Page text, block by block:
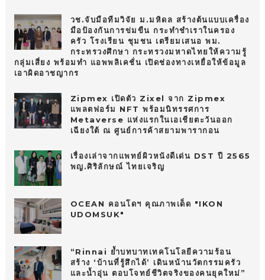
วช.จับมือทีมวิจัย ม.มหิดล สร้างต้นแบบเครื่อง
มือป้องกันการข่มขืน กระทำชำเราในครอง
ครัว โรงเรียน ชุมชน เตรียมเสนอ พม.
กระทรวงศึกษา กระทรวงมหาดไทยให้ความรู้
กลุ่มเสี่ยง พร้อมทำ แอพพลิเคชั่น เปิดช่องทางเหยื่อให้ข้อมูล
เอาผิดอาชญากร
Zipmex เปิดตัว Zixel จาก Zipmex
แพลตฟอร์ม NFT พร้อมนิทรรศการ
Metaverse แห่งแรกในเอเชียตะวันออก
เฉียงใต้ ณ ศูนย์การค้าสยามพารากอน
เรื่องเล่าจากแพทย์ผิวหนังดีเด่น DST ปี 2565
พญ.ศิริลักษณ์ ไทยเจริญ
OCEAN คอนโดฯ คุณภาพเด็ด "IKON
UDOMSUK"
“Rinnai ย้ำบทบาทเทคโนโลยีความร้อน
สร้าง ‘บ้านที่รู้สึกได้’ เดินหน้านวัตกรรมครัว
และน้ำอุ่น ตอบโจทย์ชีวิตจริงของคนยุคใหม่”